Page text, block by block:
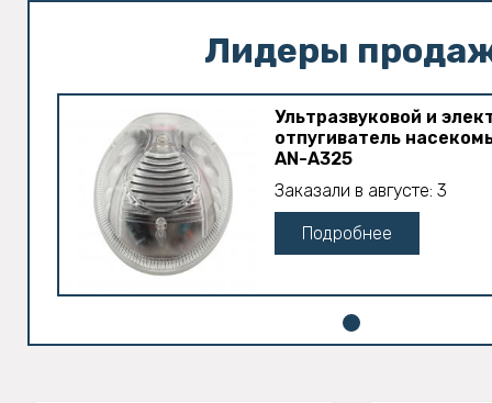
Лидеры
Ультразвуковой и
отпугиватель
AN-A325
Заказали в августе: 3
Подробнее